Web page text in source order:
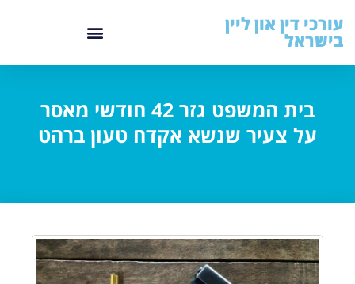
עורכי דין און ליין
בישראל
בית המשפט גזר 42 חודשי מאסר
על צעיר שנשא אקדח טעון ברהט